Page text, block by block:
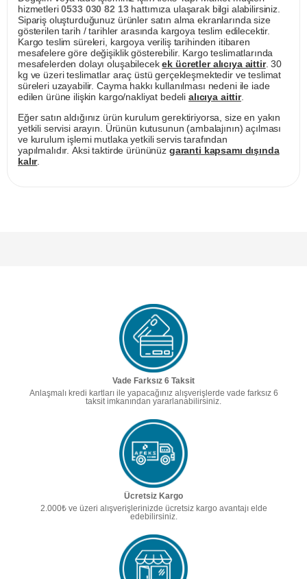
hizmetleri0533 030 82 13hattımıza ulaşarak bilgi alabilirsiniz.
Sipariş oluşturduğunuz ürünler satın alma ekranlarında size
gösterilen tarih / tarihler arasında kargoya teslim edilecektir.
Kargo teslim süreleri, kargoya veriliş tarihinden itibaren
mesafelere göre değişiklik gösterebilir. Kargo teslimatlarında
mesafelerden dolayı oluşabilecekek ücretler alıcıya aittir. 30
kg ve üzeri teslimatlar araç üstü gerçekleşmektedir ve teslimat
süreleri uzayabilir. Cayma hakkı kullanılması nedeni ile iade
edilen ürüne ilişkin kargo/nakliyat bedeli alıcıya aittir.
Eğer satın aldığınız ürün kurulum gerektiriyorsa, size en yakın
yetkili servisi arayın. Ürünün kutusunun (ambalajının) açılması
ve kurulum işlemi mutlaka yetkili servis tarafından
yapılmalıdır. Aksi taktirde ürününüz garanti kapsamı dışında
kalır.
Vade Farksız 6 Taksit
Anlaşmalı kredi kartları ile yapacağınız alışverişlerde vade farksız 6
taksit imkanından yararlanabilirsiniz.
Ücretsiz Kargo
2.000₺ ve üzeri alışverişlerinizde ücretsiz kargo avantajı elde
edebilirsiniz.